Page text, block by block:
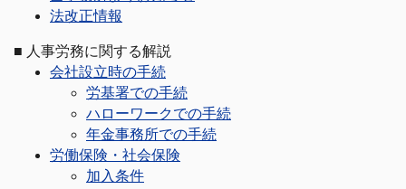
法改正情報
■ 人事労務に関する解説
会社設立時の手続
労基署での手続
ハローワークでの手続
年金事務所での手続
労働保険・社会保険
加入条件